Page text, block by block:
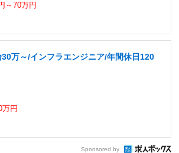
～70万円
万～/インフラエンジニア/年間休日120
万円
Sponsored by